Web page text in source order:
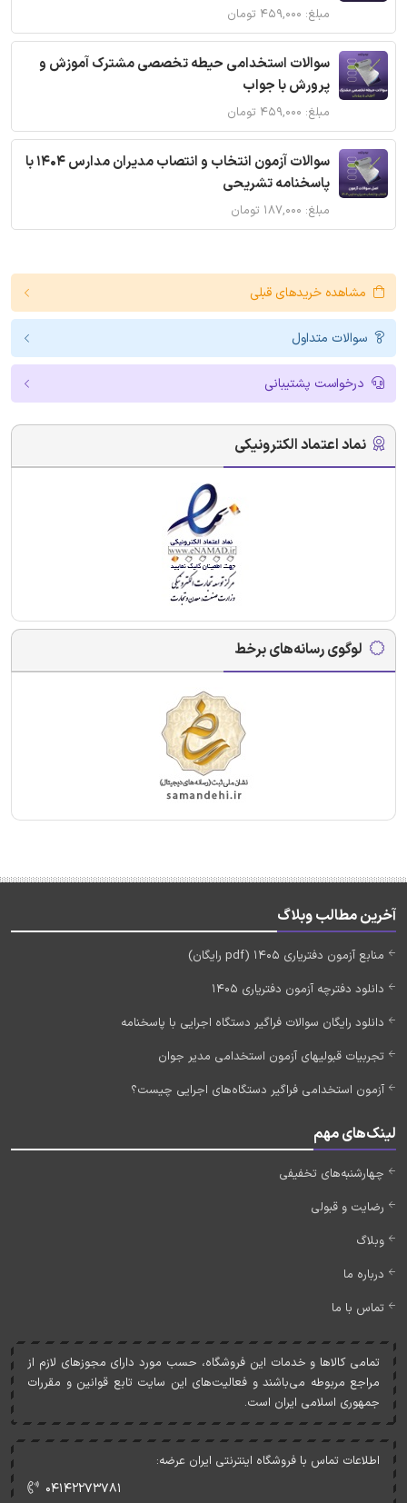
مبلغ: ۴۵۹,۰۰۰ تومان
سوالات استخدامی حیطه تخصصی مشترک آموزش و
پرورش با جواب
مبلغ: ۴۵۹,۰۰۰ تومان
سوالات آزمون انتخاب و انتصاب مدیران مدارس 1404 با
پاسخنامه تشریحی
مبلغ: ۱۸۷,۰۰۰ تومان
مشاهده خریدهای قبلی
سوالات متداول
درخواست پشتیبانی
نماد اعتماد الکترونیکی
لوگوی رسانه‌های برخط
آخرین مطالب وبلاگ
منابع آزمون دفتریاری 1405 (pdf رایگان)
دانلود دفترچه آزمون دفتریاری 1405
دانلود رایگان سوالات فراگیر دستگاه اجرایی با پاسخنامه
تجربیات قبولیهای آزمون استخدامی مدیر جوان
آزمون استخدامی فراگیر دستگاه‌های اجرایی چیست؟
لینک‌های مهم
چهارشنبه‌های تخفیفی
رضایت و قبولی
وبلاگ
درباره ما
تماس با ما
تمامی کالاها و خدمات اين فروشگاه، حسب مورد دارای مجوزهای لازم از
مراجع مربوطه می‌باشند و فعاليت‌های اين سايت تابع قوانين و مقررات
جمهوری اسلامی ايران است.
اطلاعات تماس با فروشگاه اینترنتی ایران عرضه:
۰۴۱۴۲۲۷۳۷۸۱